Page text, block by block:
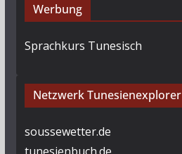
Werbung
Sprachkurs Tunesisch
Netzwerk Tunesienexplorer
soussewetter.de